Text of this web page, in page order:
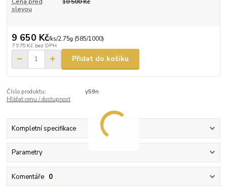
slevou
9 650 Kč/ks/2,75g (585/1000)
7 975 Kč bez DPH
Přidat do košíku
Číslo produktu:
y59n
Hlídat cenu / dostupnost
Kompletní specifikace
Parametry
Komentáře 0